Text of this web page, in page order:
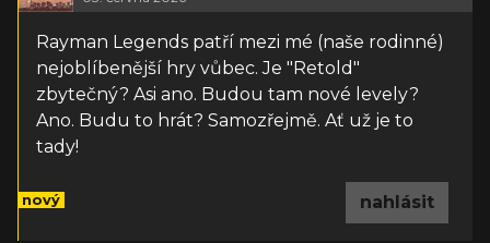
Rayman Legends patří mezi mé (naše rodinné)
nejoblíbenější hry vůbec. Je "Retold"
zbytečný? Asi ano. Budou tam nové levely?
Ano. Budu to hrát? Samozřejmě. Ať už je to
tady!
nový nahlásit